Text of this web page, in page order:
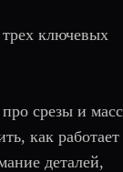
ключевых
срезы и
как работает
деталей,